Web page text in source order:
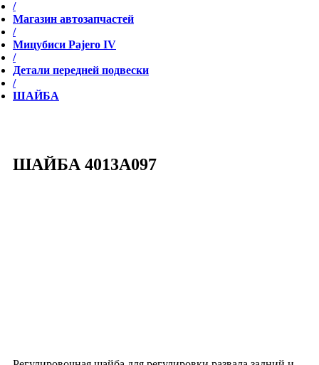
/
Магазин автозапчастей
/
Мицубиси Pajero IV
/
Детали передней подвески
/
ШАЙБА
ШАЙБА 4013A097